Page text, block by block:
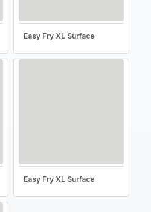
Easy Fry XL Surface
Easy Fry XL Surface